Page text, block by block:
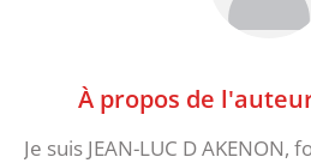
À propos de
Je suis JEAN-LUC D